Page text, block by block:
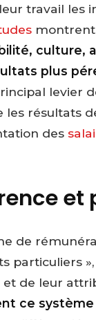
travail les
culture,
plus
levier
les résultats
des
et
de
particuliers
de leur
ce